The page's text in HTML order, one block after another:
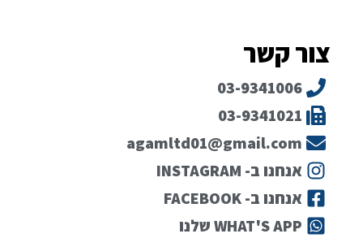
צור קשר
03-9341006
03-9341021
agamltd01@gmail.com
אנחנו ב- INSTAGRAM
אנחנו ב- FACEBOOK
WHAT'S APP שלנו